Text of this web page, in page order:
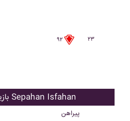
۹۲
۲۳
بازیکن تعویضی Sepahan Isfahan
پیراهن